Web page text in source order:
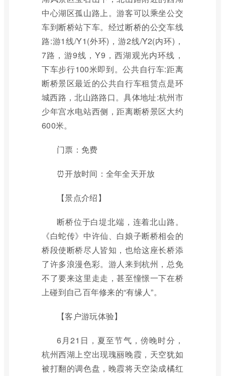
中心湖区孤山路上。游客可以乘坐公交
车到断桥站下车。经过断桥的公交车线
路:游1线/Y1(外环)，游2线/Y2(内环)，
7路，游9线，Y9，西湖观光内环线，
下车步行100米即到。公共自行车:距离
断桥景区最近的公共自行车租赁点是环
城西路，北山路路口。具体地址:杭州市
少年宫水电站西侧，距离断桥景区大约
600米。
门票：免费
⏰开放时间：全年全天开放
【景点介绍】
断桥位于白堤北端，连着北山路。
《白蛇传》中许仙、白娘子断桥相会的
桥段使断桥尽人皆知，也给这座长桥添
了许多浪漫色彩。游人来到杭州，总免
不了要来这里走走，甚至憧憬一下在桥
上碰到自己百年修来的“有缘人”。
【客户游玩体验】
6月21日，夏至节气，傍晚时分，
杭州西湖上空出现瑰丽晚霞，天空犹如
被打翻的调色盘，晚霞将天空染成橘红